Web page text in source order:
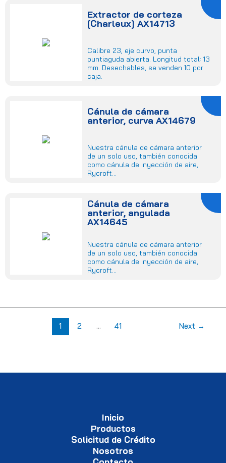
Extractor de corteza
[Charleux] AX14713
Calibre 23, eje curvo, punta
puntiaguda abierta. Longitud total: 13
mm. Desechables, se venden 10 por
caja.
Cánula de cámara
anterior, curva AX14679
Nuestra cánula de cámara anterior
de un solo uso, también conocida
como cánula de inyección de aire,
Rycroft...
Cánula de cámara
anterior, angulada
AX14645
Nuestra cánula de cámara anterior
de un solo uso, también conocida
como cánula de inyección de aire,
Rycroft...
1 2 … 41 Next →
Inicio
Productos
Solicitud de Crédito
Nosotros